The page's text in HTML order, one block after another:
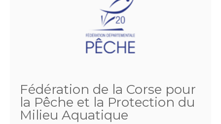
Fédération de la Corse pour
la Pêche et la Protection du
Milieu Aquatique